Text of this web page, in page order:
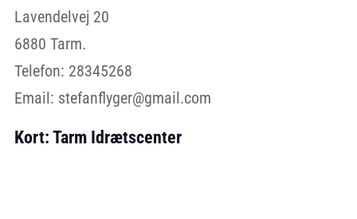
Lavendelvej 20
6880 Tarm.
Telefon: 28345268
Email: stefanflyger@gmail.com
Kort: Tarm Idrætscenter